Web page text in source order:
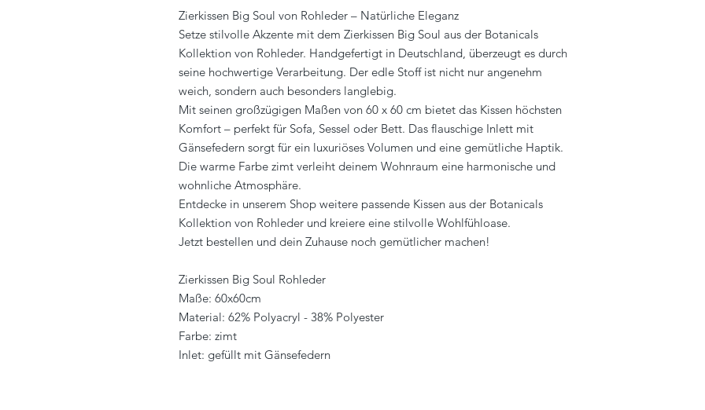
Zierkissen Big Soul von Rohleder – Natürliche Eleganz
Setze stilvolle Akzente mit dem Zierkissen Big Soul aus der Botanicals
Kollektion von Rohleder. Handgefertigt in Deutschland, überzeugt es durch
seine hochwertige Verarbeitung. Der edle Stoff ist nicht nur angenehm
weich, sondern auch besonders langlebig.
Mit seinen großzügigen Maßen von 60 x 60 cm bietet das Kissen höchsten
Komfort – perfekt für Sofa, Sessel oder Bett. Das flauschige Inlett mit
Gänsefedern sorgt für ein luxuriöses Volumen und eine gemütliche Haptik.
Die warme Farbe zimt verleiht deinem Wohnraum eine harmonische und
wohnliche Atmosphäre.
Entdecke in unserem Shop weitere passende Kissen aus der Botanicals
Kollektion von Rohleder und kreiere eine stilvolle Wohlfühloase.
Jetzt bestellen und dein Zuhause noch gemütlicher machen!
Zierkissen Big Soul Rohleder
Maße: 60x60cm
Material: 62% Polyacryl - 38% Polyester
Farbe: zimt
Inlet: gefüllt mit Gänsefedern